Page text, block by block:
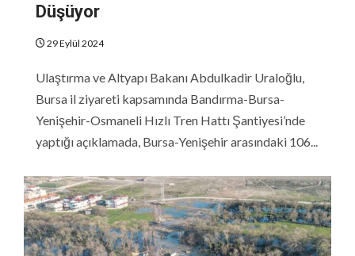
Düşüyor
29 Eylül 2024
Ulaştırma ve Altyapı Bakanı Abdulkadir Uraloğlu,
Bursa il ziyareti kapsamında Bandırma-Bursa-
Yenişehir-Osmaneli Hızlı Tren Hattı Şantiyesi’nde
yaptığı açıklamada, Bursa-Yenişehir arasındaki 106...